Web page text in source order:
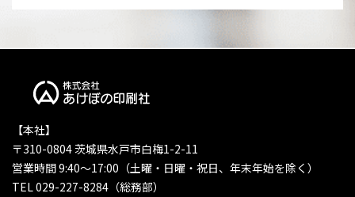
【本社】
〒310-0804 茨城県水戸市白梅1-2-11
営業時間 9:40〜17:00（土曜・日曜・祝日、年末年始を除く）
TEL 029-227-8284（総務部）